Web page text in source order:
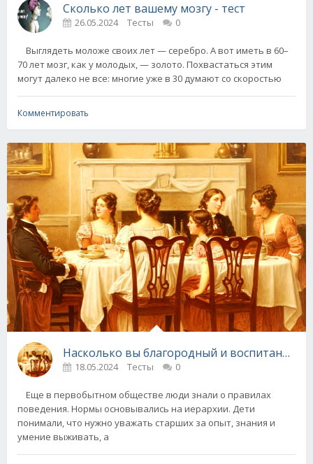
Сколько лет вашему мозгу - тест
26.05.2024 Тесты 0
Выглядеть моложе своих лет — серебро. А вот иметь в 60–
70 лет мозг, как у молодых, — золото. Похвастаться этим
могут далеко не все: многие уже в 30 думают со скоростью
Комментировать
Насколько вы благородный и воспитанный
18.05.2024 Тесты 0
Еще в первобытном обществе люди знали о правилах
поведения. Нормы основывались на иерархии. Дети
понимали, что нужно уважать старших за опыт, знания и
умение выживать, а